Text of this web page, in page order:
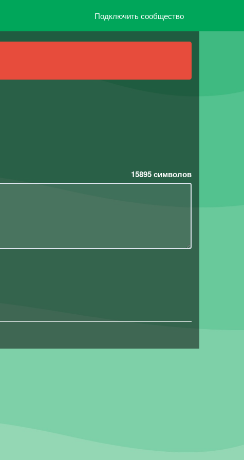
Подключить сообщество
15895символов